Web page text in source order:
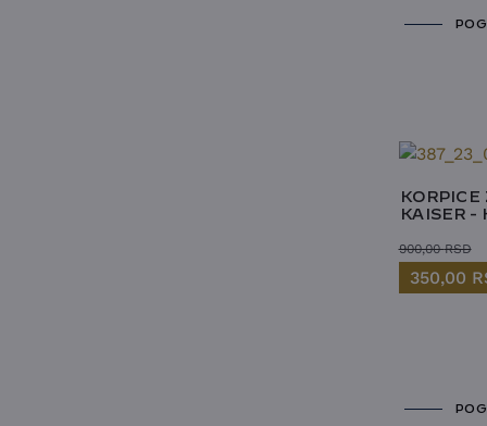
KORPICE
KAISER -
900,00RSD
350,00